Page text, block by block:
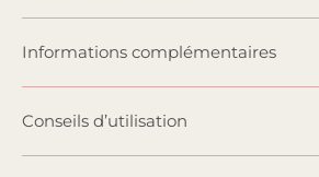
Informations complémentaires
Conseils d’utilisation